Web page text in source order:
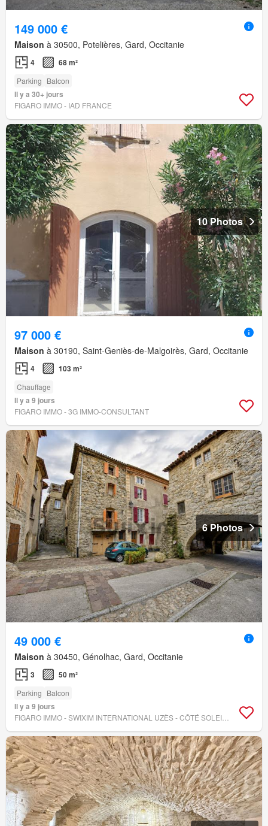
149 000 €
Maison à 30500, Potelières, Gard, Occitanie
4 68 m²
Parking Balcon
Il y a 30+ jours
FIGARO IMMO - IAD FRANCE
10 Photos
97 000 €
Maison à 30190, Saint-Geniès-de-Malgoirès, Gard, Occitanie
4 103 m²
Chauffage
Il y a 9 jours
FIGARO IMMO - 3G IMMO-CONSULTANT
6 Photos
49 000 €
Maison à 30450, Génolhac, Gard, Occitanie
3 50 m²
Parking Balcon
Il y a 9 jours